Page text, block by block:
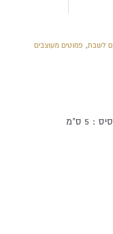
לשבת,פמוטים מעוצבים